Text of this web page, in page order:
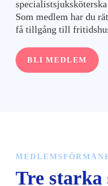
Som medlem har du
få tillgång till
BLI MEDLEM
Tre